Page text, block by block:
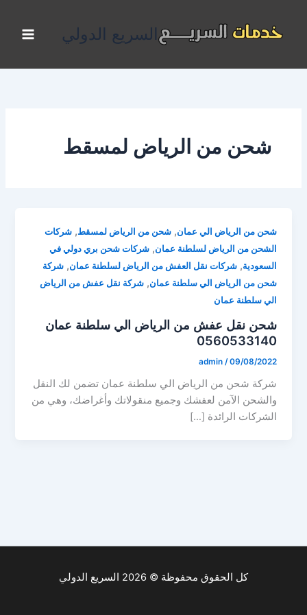
المحتوى
السريع الدولي
شحن من الرياض لمسقط
شحن من الرياض الي عمان,شحن من الرياض لمسقط,شركات
الشحن من الرياض لسلطنة عمان,شركات شحن بري دولي في
السعودية,شركات نقل العفش من الرياض لسلطنة عمان,شركة
شحن من الرياض الي سلطنة عمان,شركة نقل عفش من الرياض
الي سلطنة عمان
شحن نقل عفش من الرياض الي سلطنة عمان
0560533140
admin /09/08/2022
شركة شحن من الرياض الي سلطنة عمان تضمن لك النقل
والشحن الآمن لعفشك وجميع منقولاتك وأغراضك، وهي من
الشركات الرائدة […]
كل الحقوق محفوظة © 2026 السريع الدولي